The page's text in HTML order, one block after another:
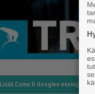
Lisää Como.fi Googlen